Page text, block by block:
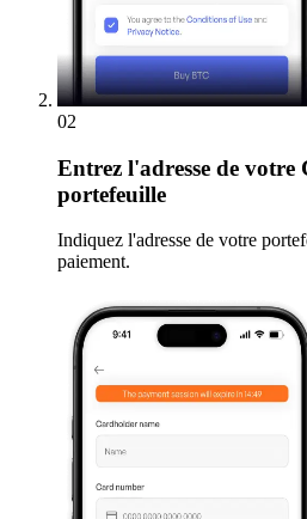
02
Entrez l'adresse de
portefeuille
Indiquez l'adresse de votre
paiement.